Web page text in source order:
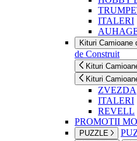
ITALERI
Kituri Camioane
de Construit
Kituri
Kituri
ZVEZDA
ITALERI
REVELL
PROMOTII
PUZZLE